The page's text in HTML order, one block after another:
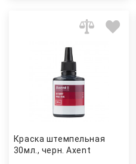
Краска штемпельная
30мл., черн. Axent